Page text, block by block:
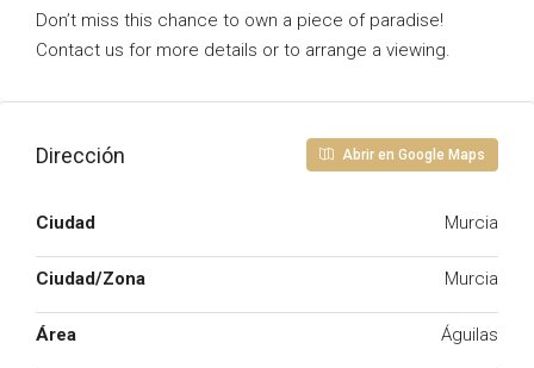
Don’t miss this chance to own a piece of paradise!
Contact us for more details or to arrange a viewing.
Dirección Abrir en Google Maps
Ciudad Murcia
Ciudad/Zona Murcia
Área Águilas